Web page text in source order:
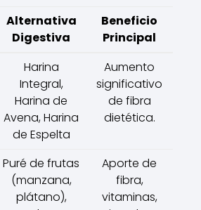
Alternativa
Digestiva
Beneficio
Principal
Harina
Integral,
Harina de
Avena, Harina
de Espelta
Aumento
significativo
de fibra
dietética.
Puré de frutas
(manzana,
plátano),
Aporte de
fibra,
vitaminas,